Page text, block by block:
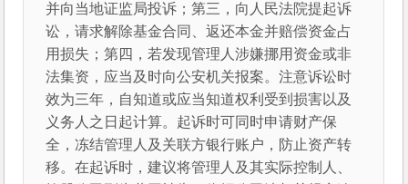
并向当地证监局投诉；第三，向人民法院提起诉
讼，请求解除基金合同、返还本金并赔偿资金占
用损失；第四，若发现管理人涉嫌挪用资金或非
法集资，应当及时向公安机关报案。注意诉讼时
效为三年，自知道或应当知道权利受到损害以及
义务人之日起计算。起诉时可同时申请财产保
全，冻结管理人及关联方银行账户，防止资产转
移。在起诉时，建议将管理人及其实际控制人、